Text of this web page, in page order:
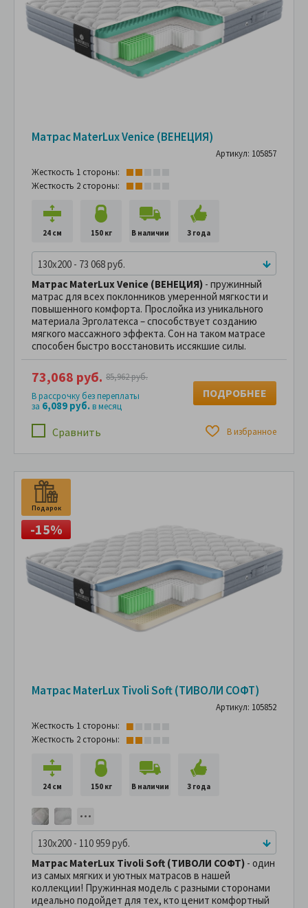
Матрас MaterLux Venice (ВЕНЕЦИЯ)
Артикул: 105857
Жесткость 1 стороны:
Жесткость 2 стороны:
24 см 150 кг В наличии 3 года
130x200 - 73 068 руб.
Матрас MaterLux Venice (ВЕНЕЦИЯ) - пружинный
матрас для всех поклонников умеренной мягкости и
повышенного комфорта. Прослойка из уникального
материала Эрголатекса – способствует созданию
мягкого массажного эффекта. Сон на таком матрасе
способен быстро восстановить иссякшие силы.
Сравнить В избранное
73,068 руб. 85,962 руб.
В рассрочку без переплаты
за 6,089 руб.в месяц
ПОДРОБНЕЕ
Подарок
-15%
Матрас MaterLux Tivoli Soft (ТИВОЛИ СОФТ)
Артикул: 105852
Жесткость 1 стороны:
Жесткость 2 стороны:
24 см 150 кг В наличии 3 года
130x200 - 110 959 руб.
Матрас MaterLux Tivoli Soft (ТИВОЛИ СОФТ) - один
из самых мягких и уютных матрасов в нашей
коллекции! Пружинная модель с разными сторонами
идеально подойдет для тех, кто ценит комфортный